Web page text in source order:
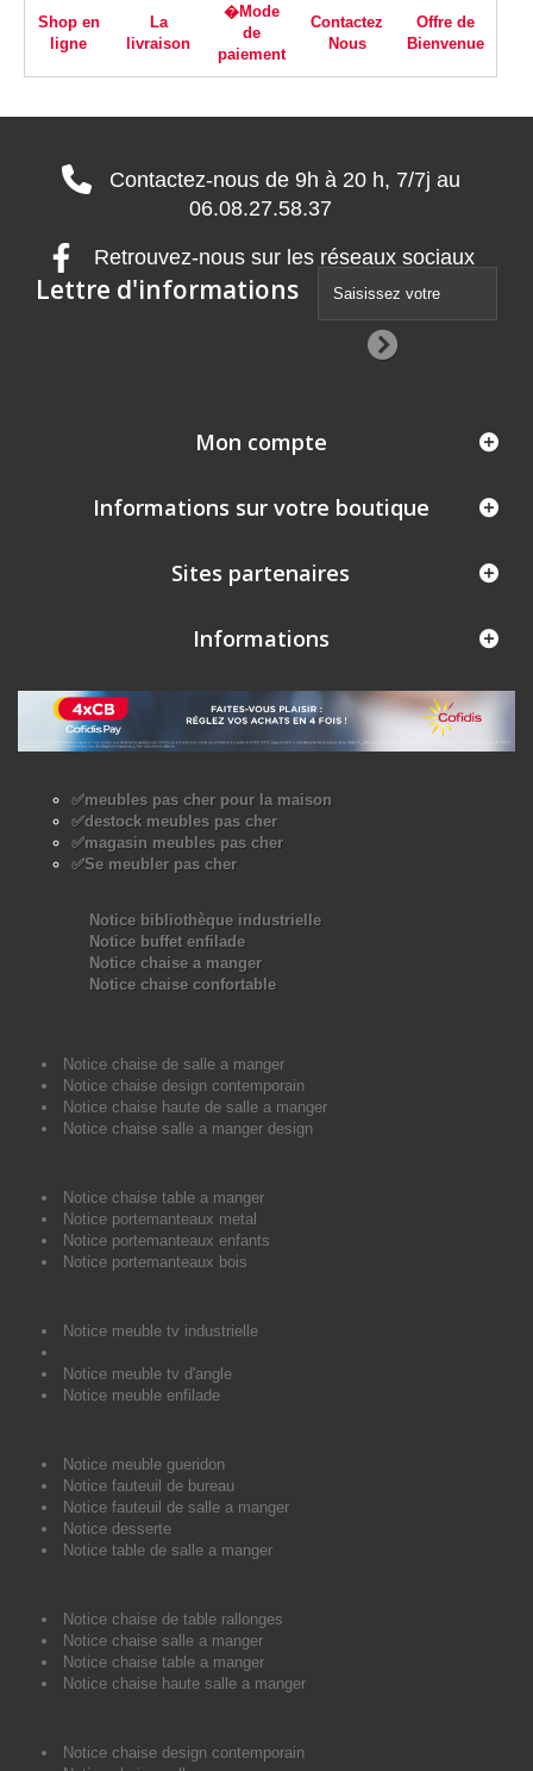
Shop en
ligne
La
livraison
�Mode
de
paiement
Contactez
Nous
Offre de
Bienvenue
Contactez-nous de 9h à 20 h, 7/7j au
06.08.27.58.37
Retrouvez-nous sur les réseaux sociaux
Lettre d'informations
Mon compte
Informations sur votre boutique
Sites partenaires
Informations
✅Se meubler pas cher
✅magasin meubles pas cher
✅destock meubles pas cher
✅meubles pas cher pour la maison
Notice bibliothèque industrielle
Notice buffet enfilade
Notice chaise a manger
Notice chaise confortable
Notice chaise de salle a manger
Notice chaise design contemporain
Notice chaise haute de salle a manger
Notice chaise salle a manger design
Notice chaise table a manger
Notice portemanteaux metal
Notice portemanteaux enfants
Notice portemanteaux bois
Notice meuble tv industrielle
Notice meuble tv d'angle
Notice meuble enfilade
Notice meuble gueridon
Notice fauteuil de bureau
Notice fauteuil de salle a manger
Notice desserte
Notice table de salle a manger
Notice chaise de table rallonges
Notice chaise salle a manger
Notice chaise table a manger
Notice chaise haute salle a manger
Notice chaise design contemporain